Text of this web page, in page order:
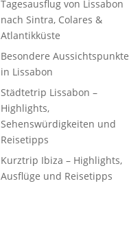
Tagesausflug von Lissabon
nach Sintra, Colares &
Atlantikküste
Besondere Aussichtspunkte
in Lissabon
Städtetrip Lissabon –
Highlights,
Sehenswürdigkeiten und
Reisetipps
Kurztrip Ibiza – Highlights,
Ausflüge und Reisetipps